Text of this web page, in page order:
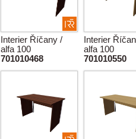
Interier Říčany /
alfa 100
701010468
Interier
alfa 100
701010550